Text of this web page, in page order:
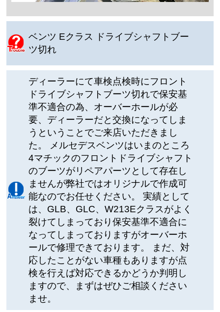
ベンツ Eクラス ドライブシャフトブー
ツ切れ
ディーラーにて車検点検時にフロント
ドライブシャフトブーツ切れで保安基
準不適合の為、オーバーホールが必
要、ディーラーだと交換になってしま
うということでご来店いただきまし
た。 メルセデスベンツはいまのところ
4マチックのフロントドライブシャフト
のブーツがリペアパーツとして存在し
ませんが弊社ではオリジナルで作成可
能なのでお任せください。 実績として
は、GLB、GLC、W213Eクラスがよく
裂けてしまっており保安基準不適合に
なってしまっておりますがオーバーホ
ールで修理できております。 まだ、対
応したことがない車種もありますが点
検を行えば対応できるかどうか判明し
ますので、まずはぜひご相談ください
ませ。